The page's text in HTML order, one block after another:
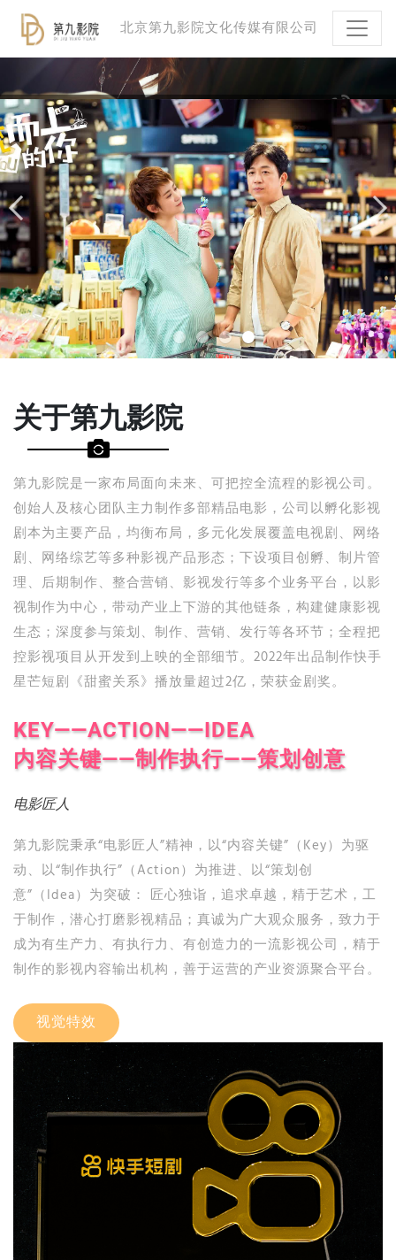
北京第九影院文化传媒有限公司
逆流而上的你
专业Business Script服务
前期策划 评估分析 制片管理一站式解决方案
更多
前期策划 评估分析 制片管理一站式解决方案
前期策划 评估分析 制片管理一站式解决方案
前期策划 评估分析 制片管理一站式解决方案
关于第九影院
第九影院是一家布局面向未来、可把控全流程的影视公司。
创始人及核心团队主力制作多部精品电影，公司以孵化影视
剧本为主要产品，均衡布局，多元化发展覆盖电视剧、网络
剧、网络综艺等多种影视产品形态；下设项目创孵、制片管
理、后期制作、整合营销、影视发行等多个业务平台，以影
视制作为中心，带动产业上下游的其他链条，构建健康影视
生态；深度参与策划、制作、营销、发行等各环节；全程把
控影视项目从开发到上映的全部细节。2022年出品制作快手
星芒短剧《甜蜜关系》播放量超过2亿，荣获金剧奖。
KEY——ACTION——IDEA
内容关键——制作执行——策划创意
电影匠人
第九影院秉承“电影匠人”精神，以“内容关键”（Key）为驱
动、以“制作执行”（Action）为推进、以“策划创
意”（Idea）为突破： 匠心独诣，追求卓越，精于艺术，工
于制作，潜心打磨影视精品；真诚为广大观众服务，致力于
成为有生产力、有执行力、有创造力的一流影视公司，精于
制作的影视内容输出机构，善于运营的产业资源聚合平台。
视觉特效